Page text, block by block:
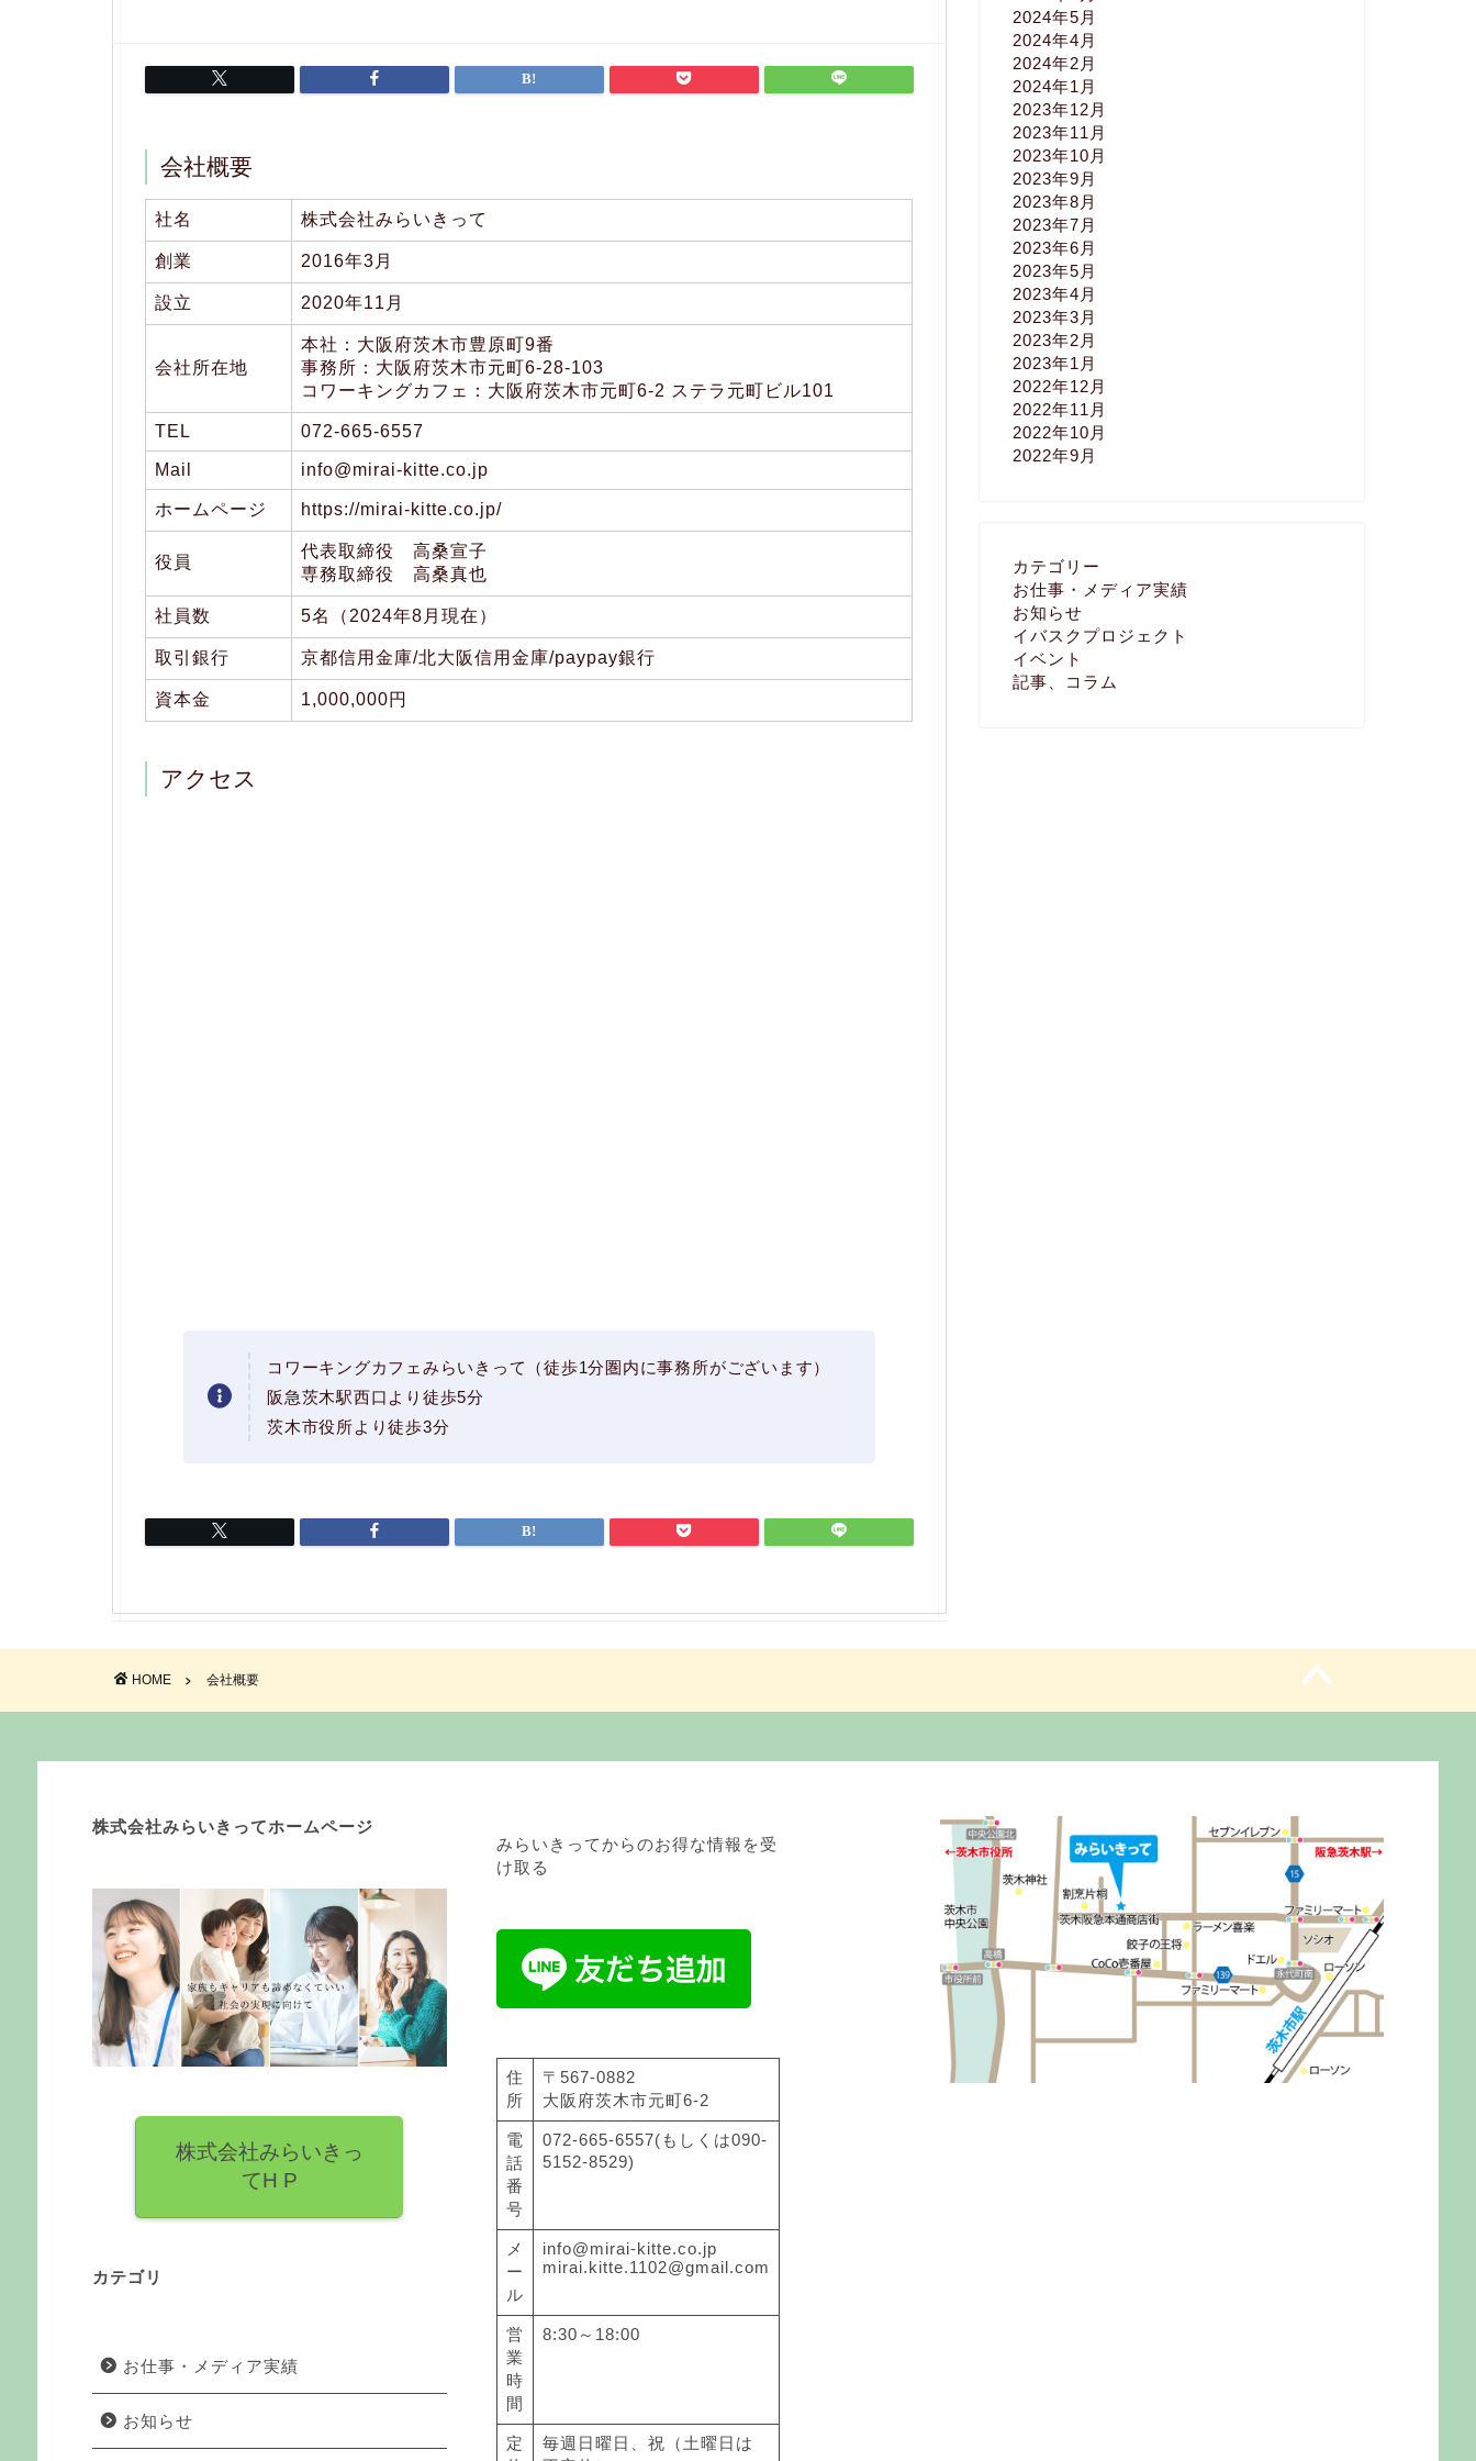
会社概要
社名 株式会社みらいきって
創業 2016年3月
設立 2020年11月
会社所在地
本社：大阪府茨木市豊原町9番
事務所：大阪府茨木市元町6-28-103
コワーキングカフェ：大阪府茨木市元町6-2 ステラ元町ビル101
TEL 072-665-6557
Mail info@mirai-kitte.co.jp
ホームページ https://mirai-kitte.co.jp/
役員
代表取締役 高桑宣子
専務取締役 高桑真也
社員数 5名（2024年8月現在）
取引銀行 京都信用金庫/北大阪信用金庫/paypay銀行
資本金 1,000,000円
アクセス
コワーキングカフェみらいきって（徒歩1分圏内に事務所がございます）
阪急茨木駅西口より徒歩5分
茨木市役所より徒歩3分
2024年5月
2024年4月
2024年2月
2024年1月
2023年12月
2023年11月
2023年10月
2023年9月
2023年8月
2023年7月
2023年6月
2023年5月
2023年4月
2023年3月
2023年2月
2023年1月
2022年12月
2022年11月
2022年10月
2022年9月
カテゴリー
お仕事・メディア実績
お知らせ
イバスクプロジェクト
イベント
記事、コラム
HOME 会社概要
株式会社みらいきってホームページ
株式会社みらいきっ
てH P
カテゴリ
お仕事・メディア実績
お知らせ
みらいきってからのお得な情報を受
け取る
住
所
〒567-0882
大阪府茨木市元町6-2
電
話
番
号
072-665-6557(もしくは090-
5152-8529)
メ
ー
ル
info@mirai-kitte.co.jp
mirai.kitte.1102@gmail.com
営
業
時
間
8:30～18:00
定
毎週日曜日、祝（土曜日は